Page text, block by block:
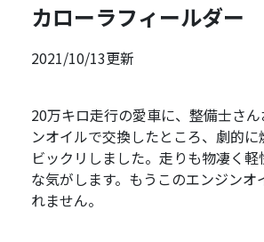
カローラフィールダー
2021/10/13更新
20万キロ走行の愛車に、整備士さ
ンオイルで交換したところ、劇的に
ビックリしました。走りも物凄く軽
な気がします。もうこのエンジンオ
れません。